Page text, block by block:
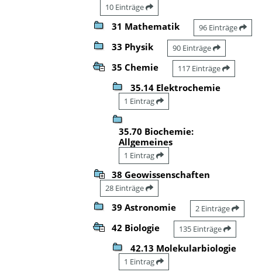
10 Einträge
31 Mathematik 96 Einträge
33 Physik 90 Einträge
35 Chemie 117 Einträge
35.14 Elektrochemie
1 Eintrag
35.70 Biochemie:
Allgemeines
1 Eintrag
38 Geowissenschaften
28 Einträge
39 Astronomie 2 Einträge
42 Biologie 135 Einträge
42.13 Molekularbiologie
1 Eintrag